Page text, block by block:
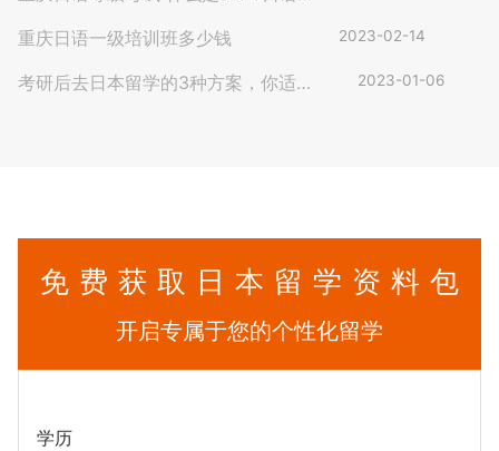
重庆日语一级培训班多少钱 2023-02-14
考研后去日本留学的3种方案，你适合
2023-01-06
免费获取日本留学资料包
开启专属于您的个性化留学
学历